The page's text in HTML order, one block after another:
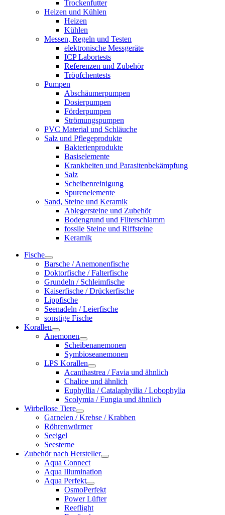
Trockenfutter
Heizen und Kühlen
Heizen
Kühlen
Messen, Regeln und Testen
elektronische Messgeräte
ICP Labortests
Referenzen und Zubehör
Tröpfchentests
Pumpen
Abschäumerpumpen
Dosierpumpen
Förderpumpen
Strömungspumpen
PVC Material und Schläuche
Salz und Pflegeprodukte
Bakterienprodukte
Basiselemente
Krankheiten und Parasitenbekämpfung
Salz
Scheibenreinigung
Spurenelemente
Sand, Steine und Keramik
Ablegersteine und Zubehör
Bodengrund und Filterschlamm
fossile Steine und Riffsteine
Keramik
Fische
Barsche / Anemonenfische
Doktorfische / Falterfische
Grundeln / Schleimfische
Kaiserfische / Drückerfische
Lippfische
Seenadeln / Leierfische
sonstige Fische
Korallen
Anemonen
Scheibenanemonen
Symbioseanemonen
LPS Korallen
Acanthastrea / Favia und ähnlich
Chalice und ähnlich
Euphyllia / Catalaphyilia / Lobophylia
Scolymia / Fungia und ähnlich
Wirbellose Tiere
Garnelen / Krebse / Krabben
Röhrenwürmer
Seeigel
Seesterne
Zubehör nach Hersteller
Aqua Connect
Aqua Illumination
Aqua Perfekt
OsmoPerfekt
Power Lüfter
Reeflight